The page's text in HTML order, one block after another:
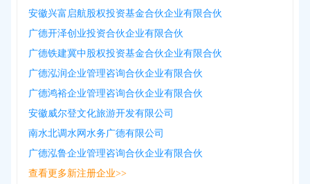
安徽兴富启航股权投资基金合伙企业有限合伙
广德开泽创业投资合伙企业有限合伙
广德铁建冀中股权投资基金合伙企业有限合伙
广德泓润企业管理咨询合伙企业有限合伙
广德鸿裕企业管理咨询合伙企业有限合伙
安徽威尔登文化旅游开发有限公司
南水北调水网水务广德有限公司
广德泓鲁企业管理咨询合伙企业有限合伙
查看更多新注册企业>>